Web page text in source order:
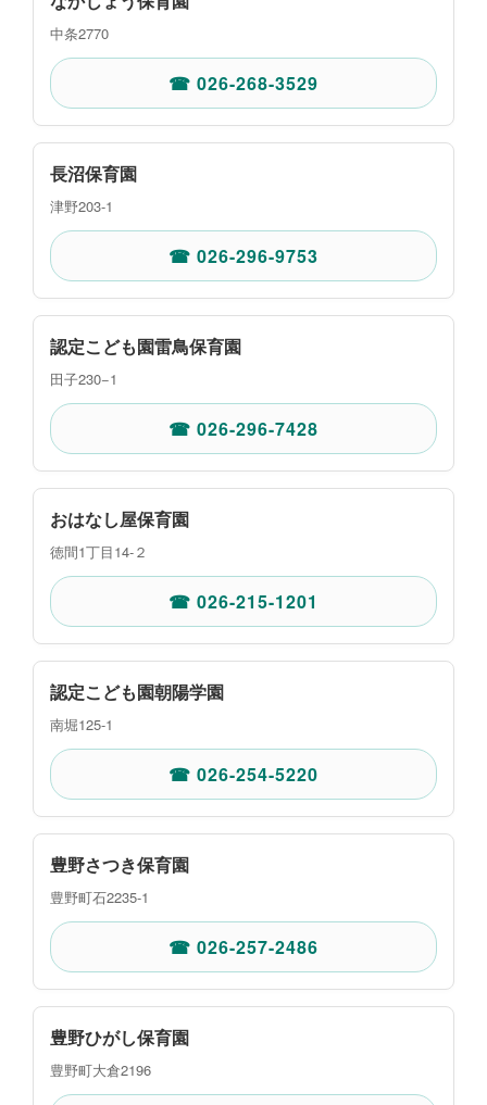
中条2770
☎ 026-268-3529
長沼保育園
津野203-1
☎ 026-296-9753
認定こども園雷鳥保育園
田子230−1
☎ 026-296-7428
おはなし屋保育園
徳間1丁目14‐２
☎ 026-215-1201
認定こども園朝陽学園
南堀125-1
☎ 026-254-5220
豊野さつき保育園
豊野町石2235-1
☎ 026-257-2486
豊野ひがし保育園
豊野町大倉2196